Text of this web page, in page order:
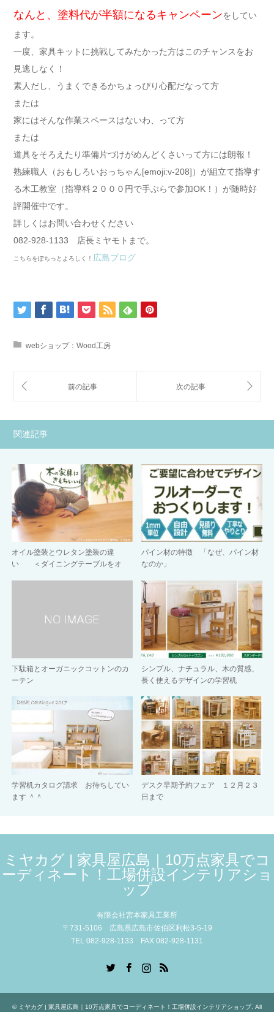
なんと、塗料代が半額になるキャンペーンをしてい
ます。
一度、家具キットに挑戦してみたかった方はこのチャンスをお
見逃しなく！
素人だし、うまくできるかちょっぴり心配だなって方
または
家にはそんな作業スペースはないわ、って方
または
道具をそろえたり準備片づけがめんどくさいって方には朗報！
熟練職人（おもしろいおっちゃん[emoji:v-208]）が組立て指導す
る木工教室（指導料２０００円で手ぶらで参加OK！）が随時好
評開催中です。
詳しくはお問い合わせください
082-928-1133 店長ミヤモトまで。
こちらをぽちっとよろしく！ 広島ブログ
webショップ：Wood工房
関連記事
オイル塗装とウレタン塗装の違
い ＜ダイニングテーブルをオ
パイン材の特徴 「なぜ、パイン材
なのか」
下駄箱とオーガニックコットンのカ
ーテン
シンプル、ナチュラル、木の質感、
長く使えるデザインの学習机
学習机カタログ請求 お待ちしてい
ます ＾＾
デスク早期予約フェア １２月２３
日まで
ミヤカグ | 家具屋広島｜10万点家具でコ
ーディネート！工場併設インテリアショ
ップ
有限会社宮本家具工業所
〒731-5106 広島県広島市佐伯区利松3-5-19
TEL 082-928-1133 FAX 082-928-1131
RSS
© ミヤカグ | 家具屋広島｜10万点家具でコーディネート！工場併設インテリアショップ. All